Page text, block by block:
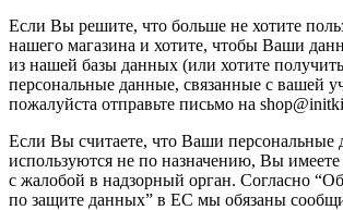
Если Вы решите, что больше не хотите
нашего магазина и хотите, чтобы Ваши
из нашей базы данных (или хотите
персональные данные, связанные с вашей
пожалуйста отправьте письмо на
Если Вы считаете, что Ваши персональные
используются не по назначению, Вы имеете
с жалобой в надзорный орган. Согласно
по защите данных” в ЕС мы обязаны